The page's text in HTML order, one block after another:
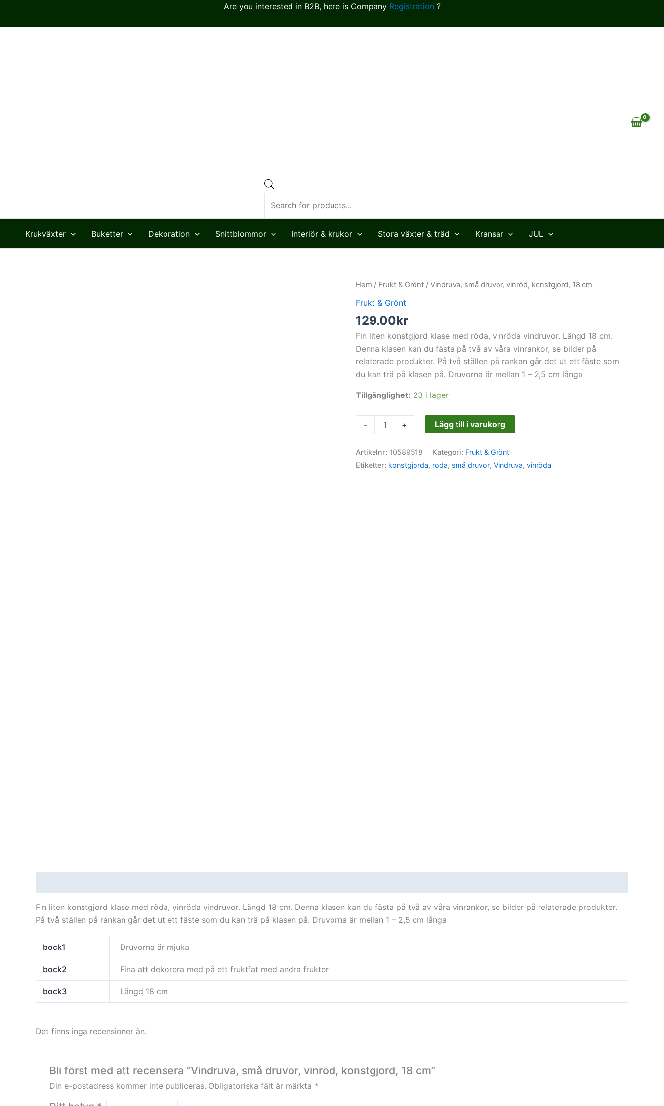
Are you interested in B2B, here is Company Registration?
Krukväxter Buketter Dekoration Snittblommor Interiör & krukor Stora växter & träd Kransar JUL
Hem / Frukt & Grönt / Vindruva, små druvor, vinröd, konstgjord, 18 cm
Frukt & Grönt
129.00kr
Fin liten konstgjord klase med röda, vinröda vindruvor. Längd 18 cm.
Denna klasen kan du fästa på två av våra vinrankor, se bilder på
relaterade produkter. På två ställen på rankan går det ut ett fäste som
du kan trä på klasen på. Druvorna är mellan 1 – 2,5 cm långa
Tillgänglighet: 23 i lager
-
Vindruva,
vinröd,
konstgjord,
18
cm
mängd
+ Lägg till i varukorg
Artikelnr: 10589518 Kategori: Frukt & Grönt
Etiketter: konstgjorda, roda, små druvor, Vindruva, vinröda
Fin liten konstgjord klase med röda, vinröda vindruvor. Längd 18 cm. Denna klasen kan du fästa på två av våra vinrankor, se bilder på relaterade produkter.
På två ställen på rankan går det ut ett fäste som du kan trä på klasen på. Druvorna är mellan 1 – 2,5 cm långa
bock1 Druvorna är mjuka
bock2 Fina att dekorera med på ett fruktfat med andra frukter
bock3 Längd 18 cm
Det finns inga recensioner än.
Bli först med att recensera ”Vindruva, små druvor, vinröd, konstgjord, 18 cm”
Din e-postadress kommer inte publiceras. Obligatoriska fält är märkta *